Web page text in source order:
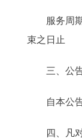
服务周期
束之日止
三、公告
自本公告
四、凡对